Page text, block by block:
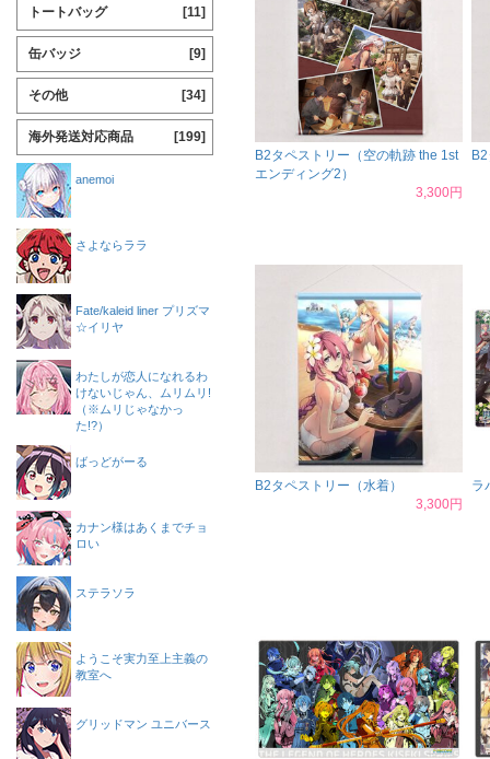
B2タペストリー（空の軌跡 the 1st
エンディング2）
3,300円
B2タペストリー（水着）
3,300円
ラ
トートバッグ [11]
缶バッジ [9]
その他 [34]
海外発送対応商品 [199]
anemoi
さよならララ
Fate/kaleid liner プリズマ
☆イリヤ
わたしが恋人になれるわ
けないじゃん、ムリムリ!
（※ムリじゃなかっ
た!?）
ばっどがーる
カナン様はあくまでチョ
ロい
ステラソラ
ようこそ実力至上主義の
教室へ
グリッドマン ユニバース